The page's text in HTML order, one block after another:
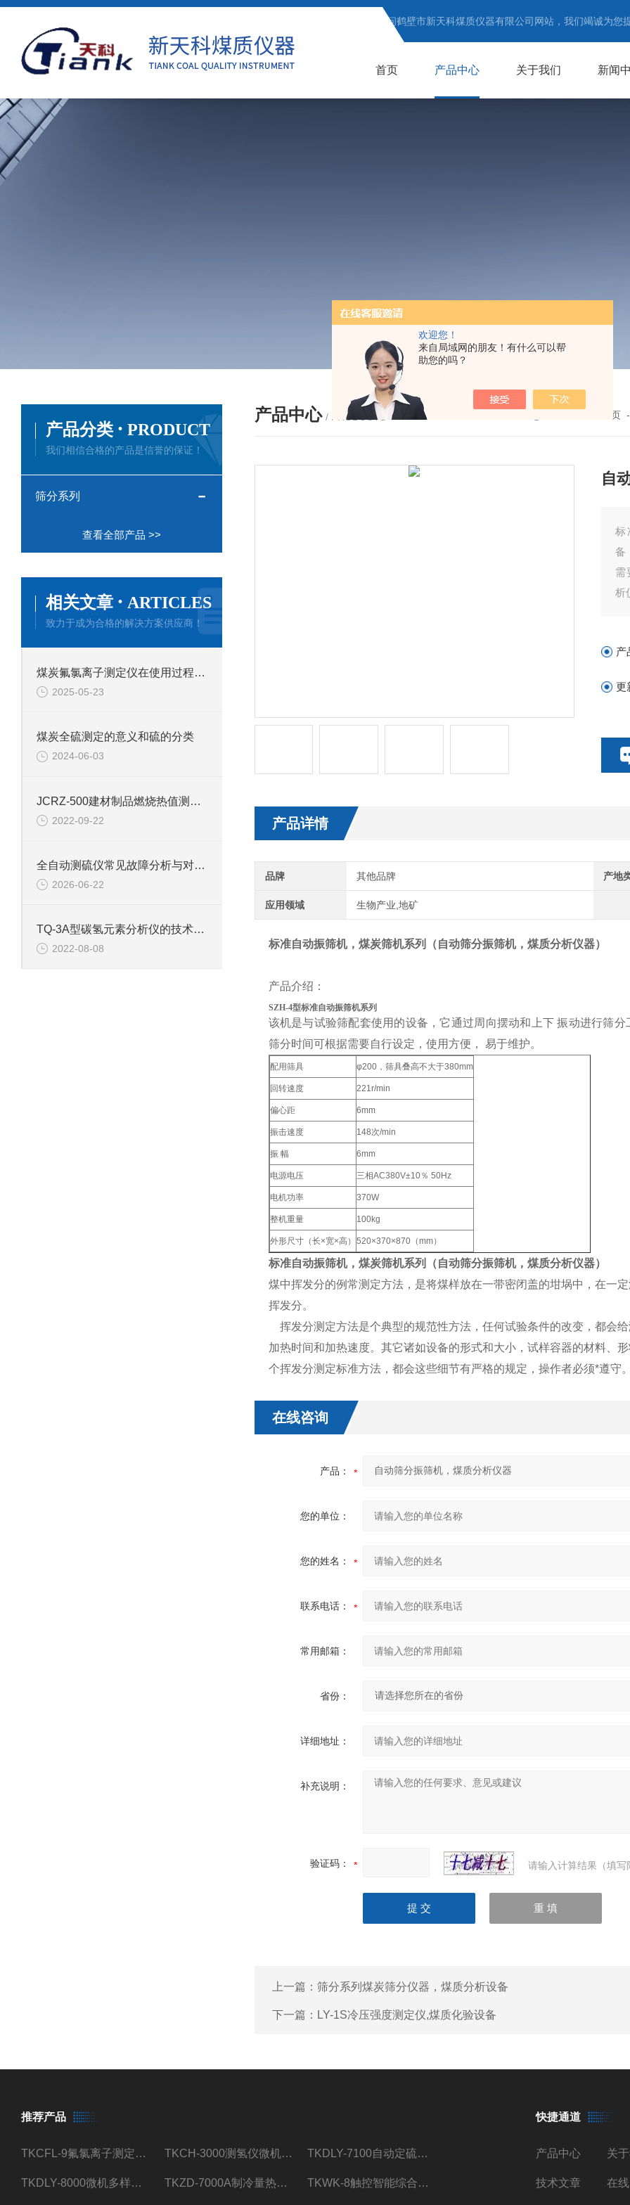
欢迎您！
来自局域网的朋友！有什么可以帮
助您的吗？
欢迎访问鹤壁市新天科煤质仪器有限公司网站，我们竭诚为您
首页 产品中心 关于我们 新闻
产品中心 / PRODUCTS 首页
自
标
备
需
析
产
更
产品详情
品牌 其他品牌 产地
应用领域 生物产业,地矿
标准自动振筛机，煤炭筛机系列 （自动筛分振筛机，煤质分析仪器）
产品介绍：
SZH-4型标准自动振筛机系列
该机是与试验筛配套使用的设备，它通过周向摆动和上下 振动进行筛分
筛分时间可根据需要自行设定，使用方便， 易于维护。
配用筛具 φ200，筛具叠高不大于380mm
回转速度 221r/min
偏心距 6mm
振击速度 148次/min
振 幅 6mm
电源电压 三相AC380V±10％ 50Hz
电机功率 370W
整机重量 100kg
外形尺寸（长×宽×高） 520×370×870（mm）
标准自动振筛机，煤炭筛机系列（自动筛分振筛机，煤质分析仪器）
煤中挥发分的例常测定方法，是将煤样放在一带密闭盖的坩埚中，在一
挥发分。
挥发分测定方法是个典型的规范性方法，任何试验条件的改变，都会
加热时间和加热速度。其它诸如设备的形式和大小，试样容器的材料、
个挥发分测定标准方法，都会这些细节有严格的规定，操作者必须*遵守
在线咨询
产品：
您的单位：
您的姓名：
联系电话：
常用邮箱：
省份：
详细地址：
补充说明：
验证码： 请输入计算结果（填
上一篇： 筛分系列煤炭筛分仪器，煤质分析设备
下一篇： LY-1S冷压强度测定仪,煤质化验设备
产品分类 · PRODUCT
我们相信合格的产品是信誉的保证！
筛分系列
查看全部产品 >>
相关文章 · ARTICLES
致力于成为合格的解决方案供应商！
煤炭氟氯离子测定仪在使用过程中的常见问题相应解决方法分享
2025-05-23
煤炭全硫测定的意义和硫的分类
2024-06-03
JCRZ-500建材制品燃烧热值测定仪产品介绍
2022-09-22
全自动测硫仪常见故障分析与对应解决策略分享
2026-06-22
TQ-3A型碳氢元素分析仪的技术参数
2022-08-08
推荐产品
TKCFL-9氟氯离子测定仪自动煤质检测 TKCH-3000测氢仪微机氢元素测定煤质检测 TKDLY-7100自动定硫仪自动送样测硫仪触控操作
TKDLY-8000微机多样测硫仪自动定硫仪化验室硫含量测定 TKZD-7000A制冷量热仪自动升降热值仪煤质检测 TKWK-8触控智能综合吸附仪煤炭活性炭测定
快捷通道
产品中心 关
技术文章 在